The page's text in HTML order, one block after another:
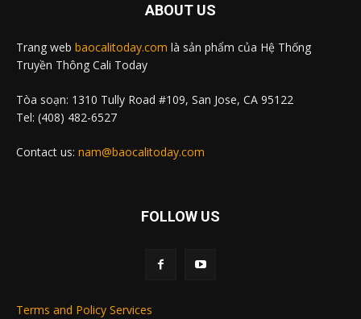
ABOUT US
Trang web baocalitoday.com là sản phẩm của Hệ Thống
Truyền Thông Cali Today
Tòa soạn: 1310 Tully Road #109, San Jose, CA 95122
Tel: (408) 482-6527
Contact us: nam@baocalitoday.com
FOLLOW US
Terms and Policy Services